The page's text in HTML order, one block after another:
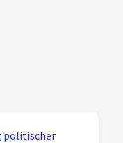
politischer